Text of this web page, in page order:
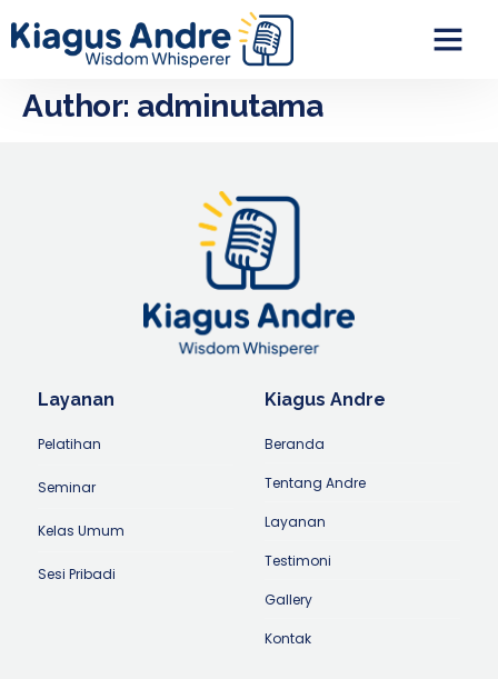
Author: adminutama
Layanan
Pelatihan
Seminar
Kelas Umum
Sesi Pribadi
Kiagus Andre
Beranda
Tentang Andre
Layanan
Testimoni
Gallery
Kontak